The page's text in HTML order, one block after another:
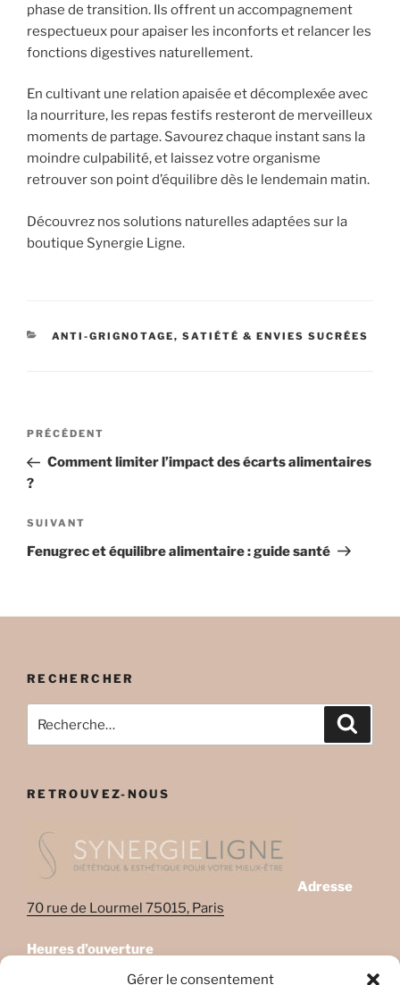
Gérer le consentement
phase de transition. Ils offrent un accompagnement
respectueux pour apaiser les inconforts et relancer les
fonctions digestives naturellement.
En cultivant une relation apaisée et décomplexée avec
la nourriture, les repas festifs resteront de merveilleux
moments de partage. Savourez chaque instant sans la
moindre culpabilité, et laissez votre organisme
retrouver son point d’équilibre dès le lendemain matin.
Découvrez nos solutions naturelles adaptées sur la
boutique Synergie Ligne.
CATÉGORIES
ANTI-GRIGNOTAGE, SATIÉTÉ & ENVIES SUCRÉES
Navigation
l’article
Article
précédent
PRÉCÉDENT
Comment limiter l’impact des écarts alimentaires
?
Article
suivant
SUIVANT
Fenugrec et équilibre alimentaire : guide santé
RECHERCHER
pour
RETROUVEZ-NOUS
Adresse
70 rue de Lourmel 75015, Paris
Heures d’ouverture
Lundi: 08:45–22:00